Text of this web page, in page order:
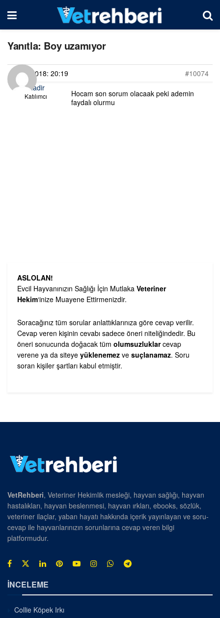
Yanıtla: Boy uzamıyor
07/02/2018: 20:19
#10074
bahadir
Katılımcı
Hocam son sorum olacaak peki ademin
faydalı olurmu
ASLOLAN!
Evcil Hayvanınızın Sağlığı İçin Mutlaka Veteriner
Hekim‘inize Muayene Ettirmenizdir.
Soracağınız tüm sorular anlattıklarınıza göre cevap verilir.
Cevap veren kişinin cevabı sadece öneri niteliğindedir. Bu
öneri sonucunda doğacak tüm olumsuzluklarcevap
verene ya da siteye yüklenemez ve suçlanamaz. Soru
soran kişiler şartları kabul etmiştir.
VetRehberi, Veteriner Hekimlik mesleği, hayvan sağlığı, hayvan
hastalıkları, hayvan beslenmesi, hayvan ırkları, ebooks, sözlük,
veteriner ilaçlar, yaban hayatı hakkında içerik yayınlayan ve soru-
cevap ile hayvanlarınızın sorunlarına cevap veren bilgi
platformudur.
İNCELEME
Collie Köpek Irkı